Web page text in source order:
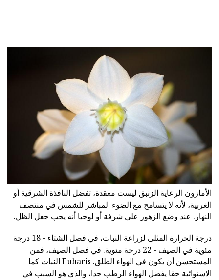
الأمازون الرعاية الزنبق ليست معقدة، تفضل النافذة الشرقية أو
الغربية، لأنه لا يتسامح مع الضوء المباشر للشمس في منتصف
النهار. عند وضع الزهور على شرفة أو لوجيا أنه يجب جعل الظل.
درجة الحرارة المثلى لزراعة النبات، في فصل الشتاء - 18 درجة
مئوية في الصيف - 22 درجة مئوية. في فصل الصيف، فمن
المستحسن أن يكون في الهواء الطلق. Euharis النبات كما
الاستوائية حقا يفضل الهواء الرطب جدا، والذي هو السبب في